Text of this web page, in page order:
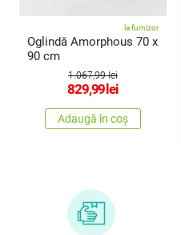
la furnizor
Oglindă Amorphous 70 x
90 cm
1.067,99 lei
829,99 lei
Adaugă în coș